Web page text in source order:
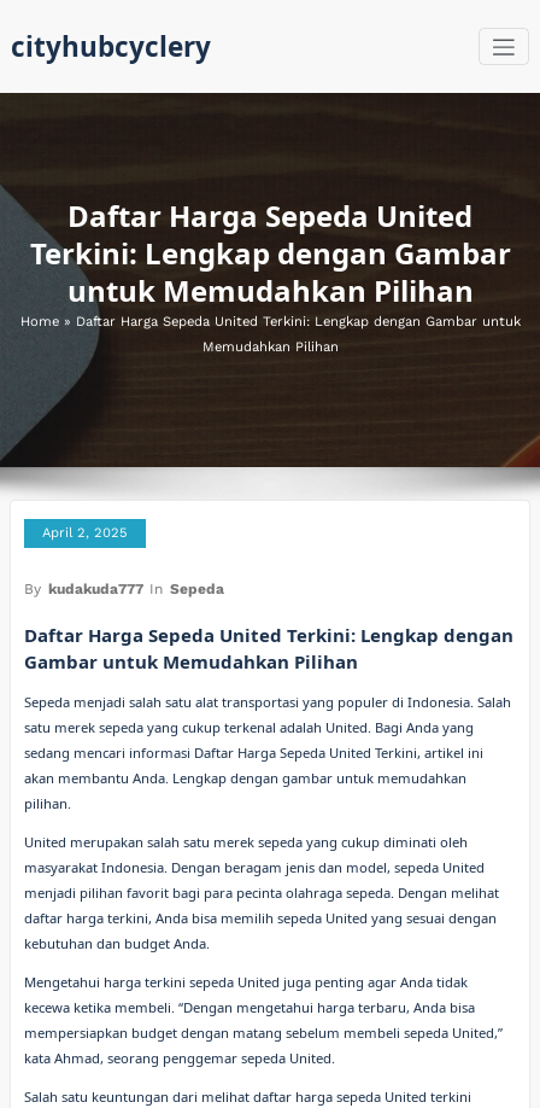
content
cityhubcyclery
Daftar Harga Sepeda United
Terkini: Lengkap dengan Gambar
untuk Memudahkan Pilihan
Home» Daftar Harga Sepeda United Terkini: Lengkap dengan Gambar untuk
Memudahkan Pilihan
April 2, 2025
By kudakuda777 In Sepeda
Daftar Harga Sepeda United Terkini: Lengkap dengan
Gambar untuk Memudahkan Pilihan
Sepeda menjadi salah satu alat transportasi yang populer di Indonesia. Salah
satu merek sepeda yang cukup terkenal adalah United. Bagi Anda yang
sedang mencari informasi Daftar Harga Sepeda United Terkini, artikel ini
akan membantu Anda. Lengkap dengan gambar untuk memudahkan
pilihan.
United merupakan salah satu merek sepeda yang cukup diminati oleh
masyarakat Indonesia. Dengan beragam jenis dan model, sepeda United
menjadi pilihan favorit bagi para pecinta olahraga sepeda. Dengan melihat
daftar harga terkini, Anda bisa memilih sepeda United yang sesuai dengan
kebutuhan dan budget Anda.
Mengetahui harga terkini sepeda United juga penting agar Anda tidak
kecewa ketika membeli. “Dengan mengetahui harga terbaru, Anda bisa
mempersiapkan budget dengan matang sebelum membeli sepeda United,”
kata Ahmad, seorang penggemar sepeda United.
Salah satu keuntungan dari melihat daftar harga sepeda United terkini